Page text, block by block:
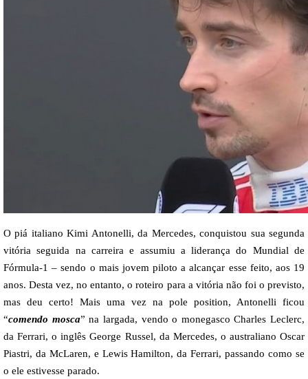
O piá italiano Kimi Antonelli, da Mercedes, conquistou sua segunda
vitória seguida na carreira e assumiu a liderança do Mundial de
Fórmula-1 – sendo o mais jovem piloto a alcançar esse feito, aos 19
anos. Desta vez, no entanto, o roteiro para a vitória não foi o previsto,
mas deu certo! Mais uma vez na pole position, Antonelli ficou
“comendo mosca” na largada, vendo o monegasco Charles Leclerc,
da Ferrari, o inglês George Russel, da Mercedes, o australiano Oscar
Piastri, da McLaren, e Lewis Hamilton, da Ferrari, passando como se
o ele estivesse parado.